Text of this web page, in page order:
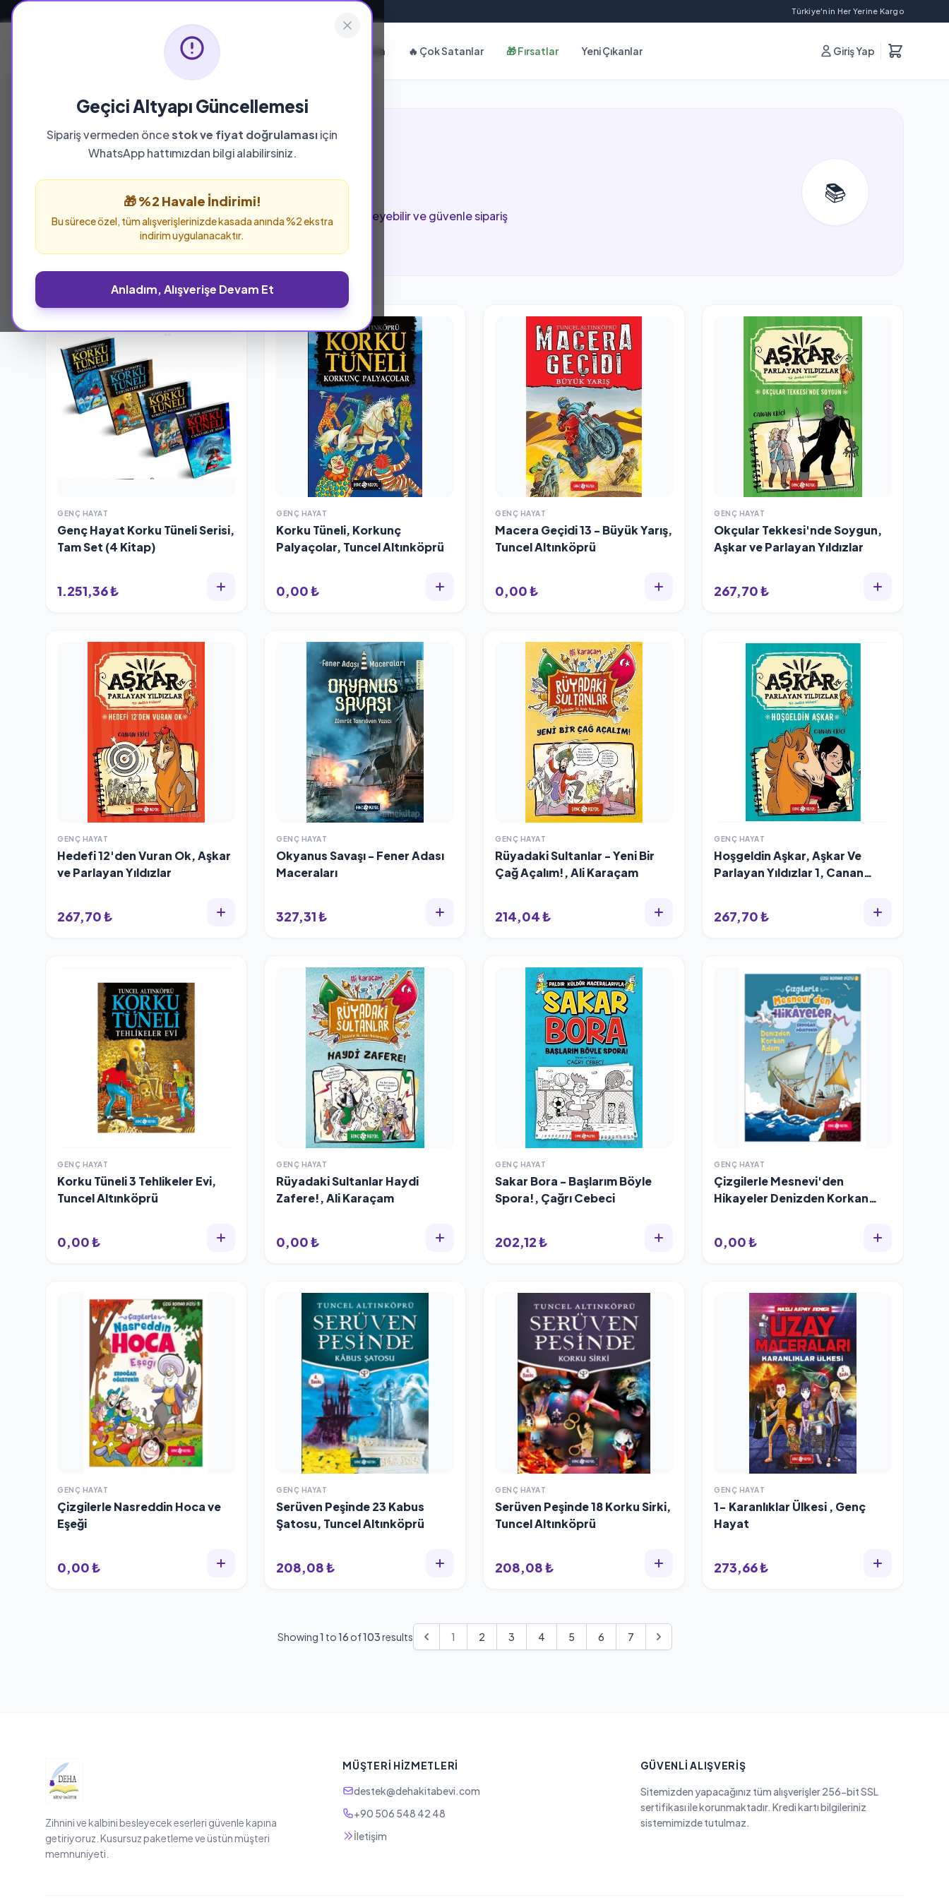
Geçici Altyapı Güncellemesi
Sipariş vermeden öncestok ve fiyat doğrulamasıiçin
WhatsApp hattımızdan bilgi alabilirsiniz.
🎁 %2 Havale İndirimi!
Bu sürece özel, tüm alışverişlerinizde kasada anında %2 ekstra
indirim uygulanacaktır.
Anladım, Alışverişe Devam Et
Türkiye'nin Her Yerine Kargo
Hakkımızda 🔥 Çok Satanlar 🎁 Fırsatlar Yeni Çıkanlar Giriş Yap
YAYINEVI
Genç Hayat
Genç Hayat yayınevine ait tüm eserleri bu sayfada inceleyebilir ve güvenle sipariş
verebilirsiniz.
📚
GENÇ HAYAT
Genç Hayat Korku Tüneli Serisi,
Tam Set (4 Kitap)
1.251,36 ₺
GENÇ HAYAT
Korku Tüneli, Korkunç
Palyaçolar, Tuncel Altınköprü
0,00 ₺
GENÇ HAYAT
Macera Geçidi 13 - Büyük Yarış,
Tuncel Altınköprü
0,00 ₺
GENÇ HAYAT
Okçular Tekkesi'nde Soygun,
Aşkar ve Parlayan Yıldızlar
267,70 ₺
GENÇ HAYAT
Hedefi 12'den Vuran Ok, Aşkar
ve Parlayan Yıldızlar
267,70 ₺
GENÇ HAYAT
Okyanus Savaşı - Fener Adası
Maceraları
327,31 ₺
GENÇ HAYAT
Rüyadaki Sultanlar - Yeni Bir
Çağ Açalım!, Ali Karaçam
214,04 ₺
GENÇ HAYAT
Hoşgeldin Aşkar, Aşkar Ve
Parlayan Yıldızlar 1, Canan
267,70 ₺
GENÇ HAYAT
Korku Tüneli 3 Tehlikeler Evi,
Tuncel Altınköprü
0,00 ₺
GENÇ HAYAT
Rüyadaki Sultanlar Haydi
Zafere!, Ali Karaçam
0,00 ₺
GENÇ HAYAT
Sakar Bora - Başlarım Böyle
Spora!, Çağrı Cebeci
202,12 ₺
GENÇ HAYAT
Çizgilerle Mesnevi'den
Hikayeler Denizden Korkan
0,00 ₺
GENÇ HAYAT
Çizgilerle Nasreddin Hoca ve
Eşeği
0,00 ₺
GENÇ HAYAT
Serüven Peşinde 23 Kabus
Şatosu, Tuncel Altınköprü
208,08 ₺
GENÇ HAYAT
Serüven Peşinde 18 Korku Sirki,
Tuncel Altınköprü
208,08 ₺
GENÇ HAYAT
1- Karanlıklar Ülkesi , Genç
Hayat
273,66 ₺
Showing1 to16 of103results 1 2 3 4 5 6 7
Zihnini ve kalbini besleyecek eserleri güvenle kapına
getiriyoruz. Kusursuz paketleme ve üstün müşteri
memnuniyeti.
MÜŞTERI HIZMETLERI
destek@dehakitabevi.com
+90 506 548 42 48
İletişim
GÜVENLI ALIŞVERIŞ
Sitemizden yapacağınız tüm alışverişler 256-bit SSL
sertifikası ile korunmaktadır. Kredi kartı bilgileriniz
sistemimizde tutulmaz.